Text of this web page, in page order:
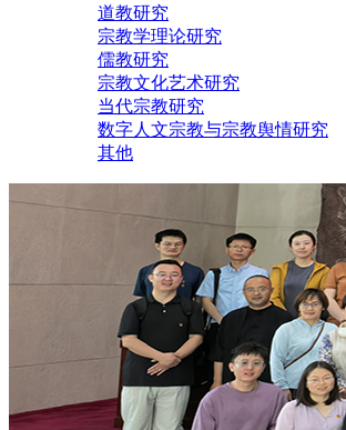
道教研究
宗教学理论研究
儒教研究
宗教文化艺术研究
当代宗教研究
数字人文宗教与宗教舆情研究
其他